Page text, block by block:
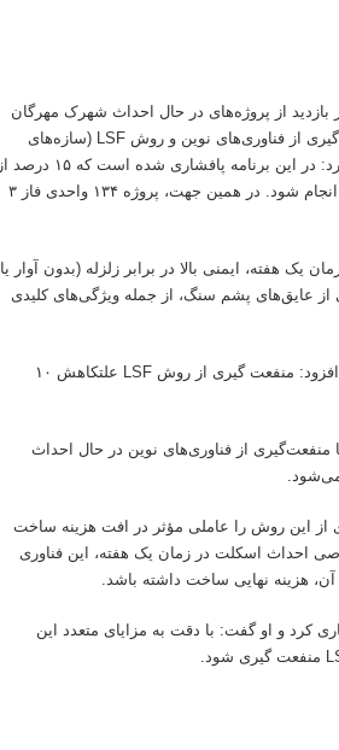
از پروژه‌های در حال احداث شهرک مهرگان
مشهد، پروژه ۱۳۴ واحدی در فاز سوم این شهرک که با منفعت گیری از فناوری‌های نوین و روش LSF (سازه‌های
فولادی سبک) با اشاره به اهداف برنامه هفتم گسترش اظهار کرد: در این برنامه پافشاری شده است که ۱۵ درصد از
تشکیل مسکن سرزمین باید با منفعت‌گیری از فناوری‌های نوین انجام شود. در همین جهت، پروژه ۱۳۴ واحدی فاز ۳
هفته، ایمنی بالا در برابر زلزله (بدون آوار یا
عایق‌های پشم سنگ، از جمله ویژگی‌های کلیدی
دایی با اشاره به صرفه‌جویی در مصرف آب طی فرآیند ساخت افزود: منفعت گیری از روش LSF علتکاهش ۱۰
سطح استان با منفعت‌گیری از فناوری‌های نوین در حال احداث
این روش را عاملی مؤثر در افت هزینه ساخت
احداث اسکلت در زمان یک هفته، این فناوری
آن، هزینه نهایی ساخت داشته باشد.
کرد و او گفت: با دقت به مزایای متعدد این